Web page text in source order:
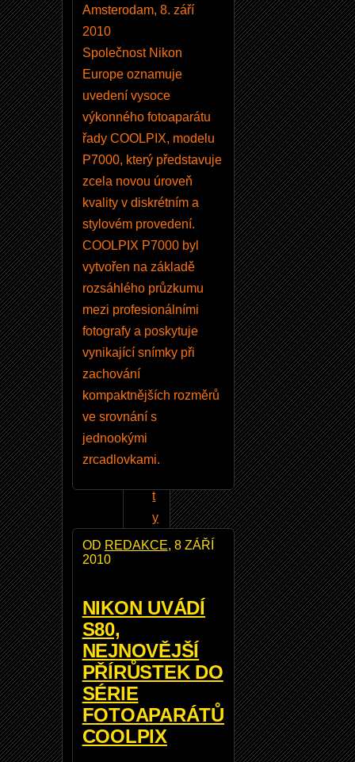
Amsterodam, 8. září
2010
Společnost Nikon
Europe oznamuje
uvedení vysoce
výkonného fotoaparátu
řady COOLPIX, modelu
P7000, který představuje
zcela novou úroveň
kvality v diskrétním a
stylovém provedení.
COOLPIX P7000 byl
vytvořen na základě
rozsáhlého průzkumu
mezi profesionálními
fotografy a poskytuje
vynikající snímky při
zachování
kompaktnějších rozměrů
ve srovnání s
jednookými
zrcadlovkami.
OD REDAKCE, 8 ZÁŘÍ
2010
NIKON UVÁDÍ
S80,
NEJNOVĚJŠÍ
PŘÍRŮSTEK DO
SÉRIE
FOTOAPARÁTŮ
COOLPIX
N
o
n
u
n
o
ti
t
y
2
.
4
1
5